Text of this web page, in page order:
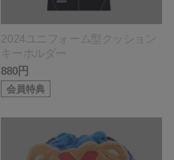
2024ユニフォーム型クッション
キーホルダー
880円
会員特典